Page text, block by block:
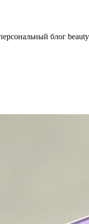
блог